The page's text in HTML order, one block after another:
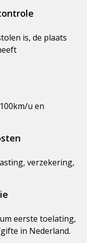
is, de plaats
u en
verzekering,
eerste toelating,
in Nederland.